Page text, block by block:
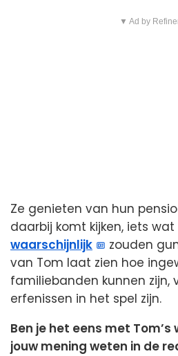
▼ Ad by
Ze genieten van hun
daarbij komt kijken, iets
waarschijnlijk
zouden
van Tom laat zien hoe
familiebanden kunnen zijn,
erfenissen in het spel zijn.
Ben je het eens met Tom’s
jouw mening weten in de